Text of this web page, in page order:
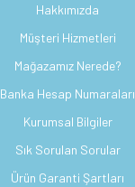
Hakkımızda
Müşteri Hizmetleri
Mağazamız Nerede?
Banka Hesap Numaraları
Kurumsal Bilgiler
Sık Sorulan Sorular
Ürün Garanti Şartları